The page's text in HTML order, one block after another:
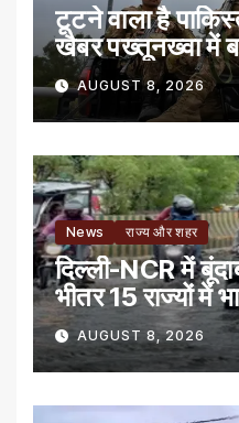
टूटने वाला है
खैबर पख्तूनख्वा में
AUGUST 8, 2026
News राज्य और शहर
दिल्ली-NCR में
भीतर 15 राज्यों में
AUGUST 8, 2026